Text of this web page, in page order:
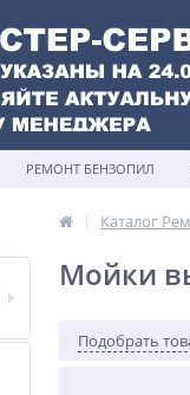
РЕМОНТ БЕНЗОПИЛ
Каталог
Мойки
Подобрать